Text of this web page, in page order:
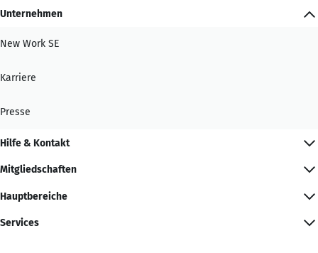
Unternehmen
New Work SE
Karriere
Presse
Hilfe & Kontakt
Mitgliedschaften
Hauptbereiche
Services